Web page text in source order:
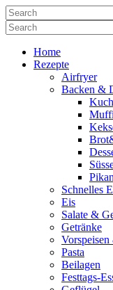
Home
Rezepte
Airfryer
Backen &
Schnelles
Eis
Salate &
Getränke
Pasta
Beilagen
Festtags-